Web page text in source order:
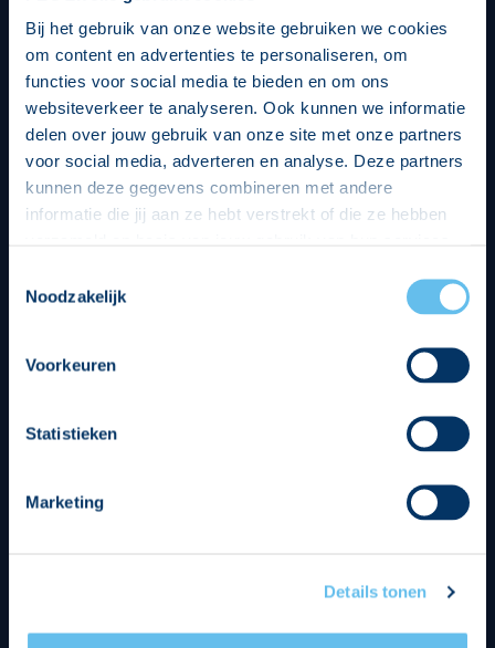
Bij het gebruik van onze website gebruiken we cookies
om content en advertenties te personaliseren, om
functies voor social media te bieden en om ons
websiteverkeer te analyseren. Ook kunnen we informatie
delen over jouw gebruik van onze site met onze partners
voor social media, adverteren en analyse. Deze partners
kunnen deze gegevens combineren met andere
informatie die jij aan ze hebt verstrekt of die ze hebben
op een veilige en integere wijze. Je kunt je toestemming
beheren op de privacy- en cookieverklaring pagina.
Noodzakelijk
Voorkeuren
Statistieken
Marketing
Details tonen